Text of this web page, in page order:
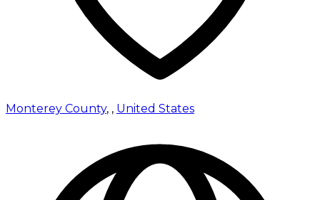
Monterey County, , United States